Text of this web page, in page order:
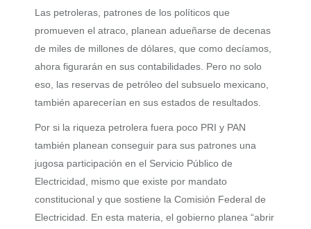
Las petroleras, patrones de los políticos que
promueven el atraco, planean adueñarse de decenas
de miles de millones de dólares, que como decíamos,
ahora figurarán en sus contabilidades. Pero no solo
eso, las reservas de petróleo del subsuelo mexicano,
también aparecerían en sus estados de resultados.
Por si la riqueza petrolera fuera poco PRI y PAN
también planean conseguir para sus patrones una
jugosa participación en el Servicio Público de
Electricidad, mismo que existe por mandato
constitucional y que sostiene la Comisión Federal de
Electricidad. En esta materia, el gobierno planea “abrir